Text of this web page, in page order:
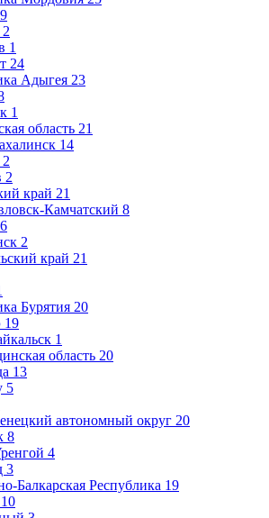
9
2
1
24
Адыгея 23
1
область 21
14
2
2
край 21
Камчатский 8
6
2
край 21
Бурятия 20
19
1
область 20
13
5
автономный округ 20
8
4
3
Балкарская Республика 19
10